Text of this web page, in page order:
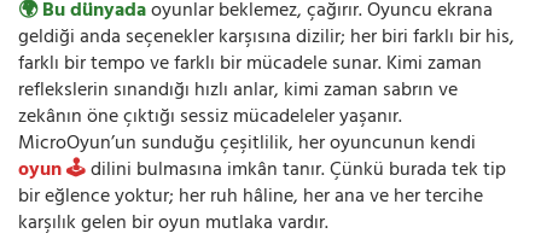
🌍 Bu dünyadaoyunlar beklemez, çağırır. Oyuncu ekrana
geldiği anda seçenekler karşısına dizilir; her biri farklı bir his,
farklı bir tempo ve farklı bir mücadele sunar. Kimi zaman
reflekslerin sınandığı hızlı anlar, kimi zaman sabrın ve
zekânın öne çıktığı sessiz mücadeleler yaşanır.
MicroOyun’un sunduğu çeşitlilik, her oyuncunun kendi
oyun 🕹️dilini bulmasına imkân tanır. Çünkü burada tek tip
bir eğlence yoktur; her ruh hâline, her ana ve her tercihe
karşılık gelen bir oyun mutlaka vardır.